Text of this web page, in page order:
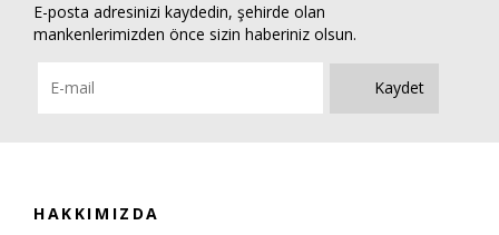
E-posta adresinizi kaydedin, şehirde olan
mankenlerimizden önce sizin haberiniz olsun.
Kaydet
HAKKIMIZDA